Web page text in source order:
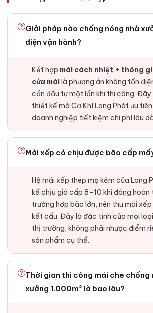
Giải pháp nào chống nóng nhà
điện vận hành?
Kết hợp mái cách nhiệt + thông
cửa máilà phương án không tốn
cần đầu tư một lần khi thi công. Đây
thiết kế mà Cơ Khí Long Phát ưu
doanh nghiệp tiết kiệm chi phí lâu
Mái xếp có chịu được bão cấp
Hệ mái xếp thép mạ kẽm của Long
kế chịu gió cấp 8–10 khi đóng hoàn
trường hợp bão lớn, nên thu mái
kết cấu. Đây là đặc tính của mọi
thị trường, không phải nhược điểm
sản phẩm cụ thể.
Thời gian thi công mái che chống
xưởng 1.000m² là bao lâu?